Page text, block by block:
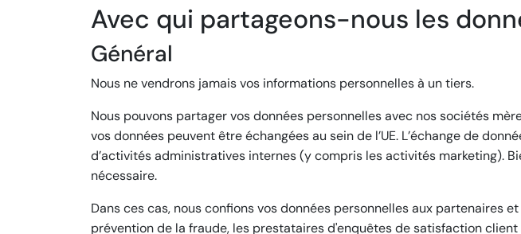
Avec qui partageons-nous les
Général
Nous ne vendrons jamais vos informations personnelles à un tiers.
Nous pouvons partager vos données personnelles avec nos sociétés
vos données peuvent être échangées au sein de l’UE. L’échange de
d’activités administratives internes (y compris les activités marketing).
nécessaire.
Dans ces cas, nous confions vos données personnelles aux partenaires
prévention de la fraude, les prestataires d'enquêtes de satisfaction